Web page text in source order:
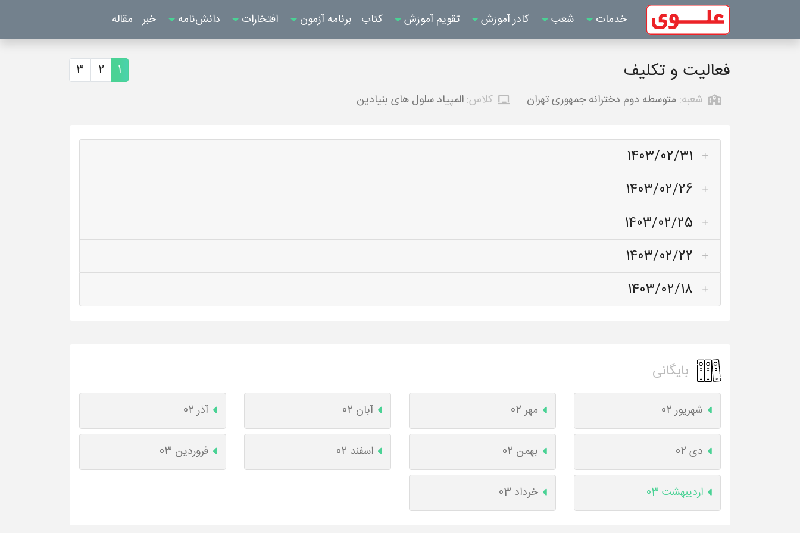
خدمات شعب کادر آموزش تقویم آموزش کتاب برنامه آزمون افتخارات دانش‌نامه خبر مقاله
فعالیت و تکلیف 1
2
3
شعبه: متوسطه دوم دخترانه جمهوری تهران کلاس: المپیاد سلول های بنیادین
1403/02/31
1403/02/26
1403/02/25
1403/02/22
1403/02/18
بایگانی
شهریور 02 مهر 02 آبان 02 آذر 02
دی 02 بهمن 02 اسفند 02 فروردین 03
اردیبهشت 03 خرداد 03